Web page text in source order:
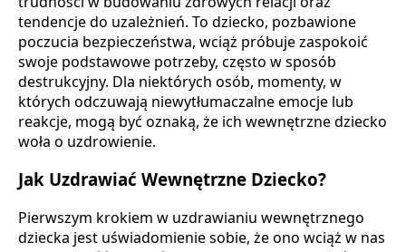
tendencje do uzależnień. To dziecko, pozbawione
poczucia bezpieczeństwa, wciąż próbuje zaspokoić
swoje podstawowe potrzeby, często w sposób
destrukcyjny. Dla niektórych osób, momenty, w
których odczuwają niewytłumaczalne emocje lub
reakcje, mogą być oznaką, że ich wewnętrzne dziecko
woła o uzdrowienie.
Jak Uzdrawiać Wewnętrzne Dziecko?
Pierwszym krokiem w uzdrawianiu wewnętrznego
dziecka jest uświadomienie sobie, że ono wciąż w nas